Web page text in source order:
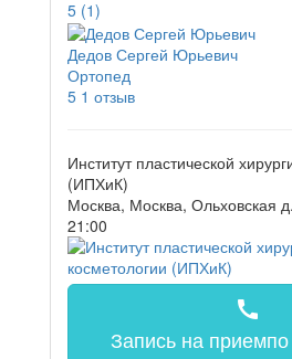
5 (1)
Дедов Сергей Юрьевич
Ортопед
5 1 отзыв
Институт пластической
(ИПХиК)
Москва, Москва, Ольховская
21:00
call
Запись на прием